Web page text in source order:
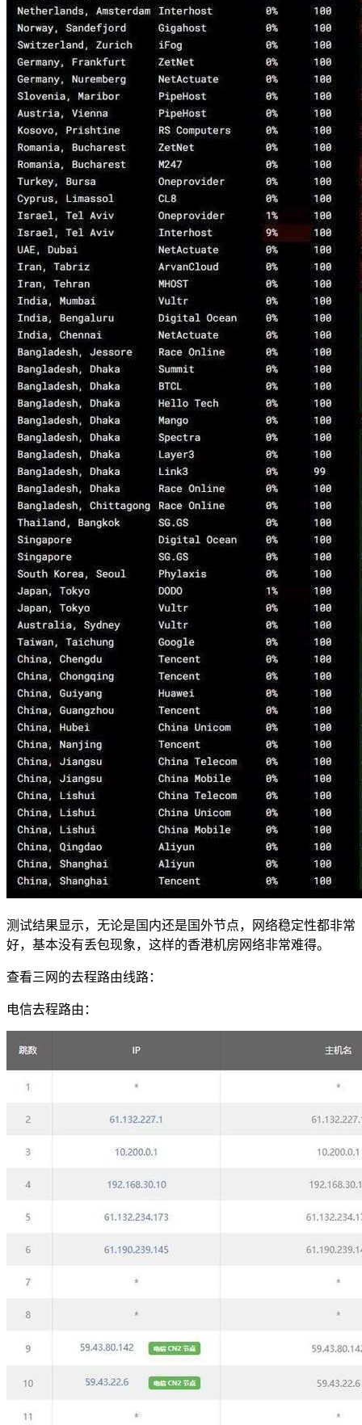
测试结果显示，无论是国内还是国外节点，网络稳定性都非常
好，基本没有丢包现象，这样的香港机房网络非常难得。
查看三网的去程路由线路：
电信去程路由：